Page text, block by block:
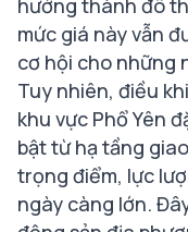
hướng thành đô
mức giá này vẫn
cơ hội cho những
Tuy nhiên, điều
khu vực Phổ Yên
bật từ hạ tầng
trọng điểm, lực
ngày càng lớn.